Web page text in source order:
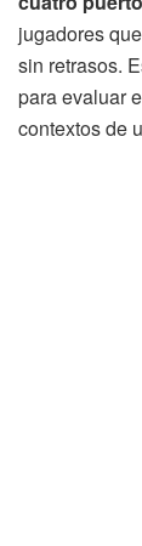
jugadores
sin retrasos.
para evaluar
contextos de